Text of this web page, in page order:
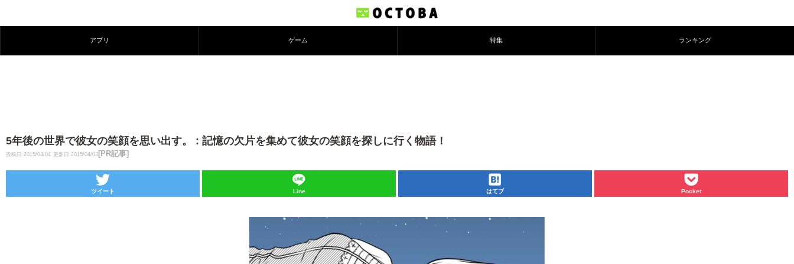
アプリ ゲーム 特集 ランキング
5年後の世界で彼女の笑顔を思い出す。 : 記憶の欠片を集めて彼女の笑顔を探しに行く物語！
投稿日:2015/04/04 更新日:2015/04/03 [PR記事]
ツイート Line はてブ Pocket